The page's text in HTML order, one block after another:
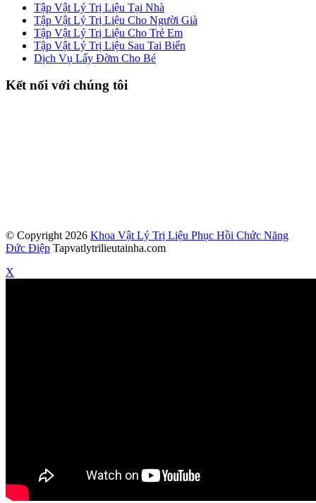
Tập Vật Lý Trị Liệu Tại Nhà
Tập Vật Lý Trị Liệu Cho Người Già
Tập Vật Lý Trị Liệu Cho Trẻ Em
Tập Vật Lý Trị Liệu Sau Tai Biến
Dịch Vụ Lấy Đờm Cho Bé
Kết nối với chúng tôi
© Copyright 2026 Khoa Vật Lý Trị Liệu Phục Hồi Chức Năng
Đức Điệp Tapvatlytrilieutainha.com
X